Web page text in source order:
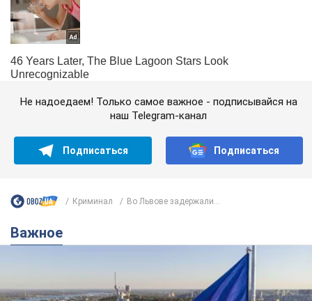
Не надоедаем! Только самое важное - подписывайся на
наш Telegram-канал
Подписаться Подписаться
Криминал Во Львове задержали...
Важное